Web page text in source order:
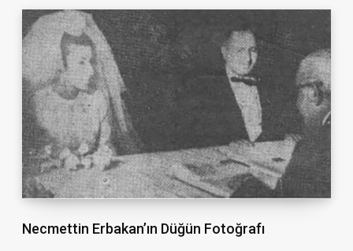
Necmettin Erbakan’ın Düğün Fotoğrafı